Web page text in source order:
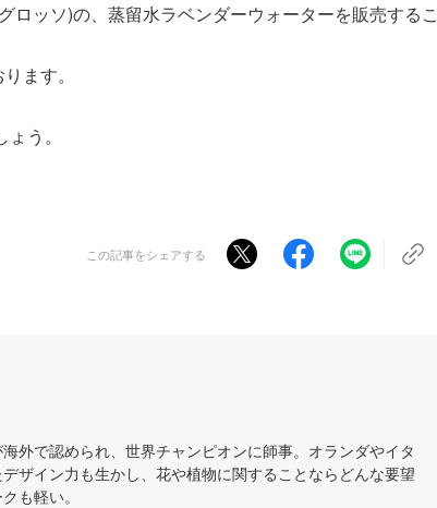
ロッソ)の、蒸留水ラベンダーウォーターを販売するこ
ます。
う。
この記事をシェアする
外で認められ、世界チャンピオンに師事。オランダやイタ
ザイン力も生かし、花や植物に関することならどんな要望
も軽い。